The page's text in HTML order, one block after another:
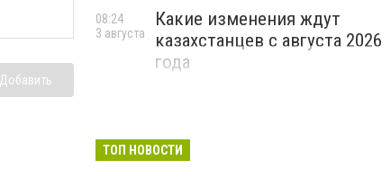
Добавить
Какие изменения ждут
казахстанцев с августа 2026
года
08:24
3 августа
ТОП НОВОСТИ